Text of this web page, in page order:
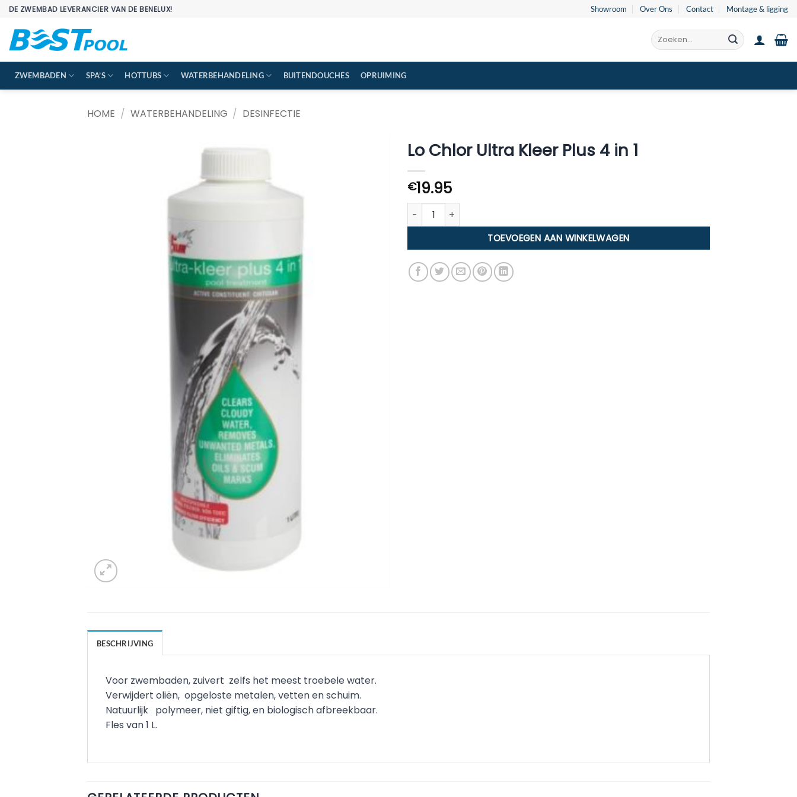
Ga
inhoud
DE ZWEMBAD LEVERANCIER VAN DE BENELUX! Showroom Over Ons Contact Montage & ligging
Zoeken
naar:
ZWEMBADEN SPA’S HOTTUBS WATERBEHANDELING BUITENDOUCHES OPRUIMING
HOME / WATERBEHANDELING / DESINFECTIE
Lo Chlor Ultra Kleer Plus 4 in 1
€19.95
Lo Chlor Ultra Kleer Plus 4 in 1 aantal
TOEVOEGEN AAN WINKELWAGEN
BESCHRIJVING
Voor zwembaden, zuivert zelfs het meest troebele water.
Verwijdert oliën, opgeloste metalen, vetten en schuim.
Natuurlijk polymeer, niet giftig, en biologisch afbreekbaar.
Fles van 1 L.